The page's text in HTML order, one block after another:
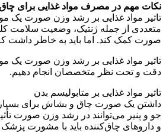
نکات مهم در مصرف مواد غذایی برای
تاثیر مواد غذایی بر رشد وزن صورت یک
متعددی از جمله ژنتیک، وضعیت سلامت
صورت کمک کند. اما باید به خاطر داشت
تاثیر مواد غذایی بر رشد وزن صورت یک
دقت و تحت نظر متخصصان انجام دهیم.
تاثیر مواد غذایی بر متابولیسم بدن
داشتن یک صورت چاق و بشاش برای بسیاری
جو و پنیر می‌توانند در رشد وزن صورت
و داروهای چاق‌کننده باید با مشورت